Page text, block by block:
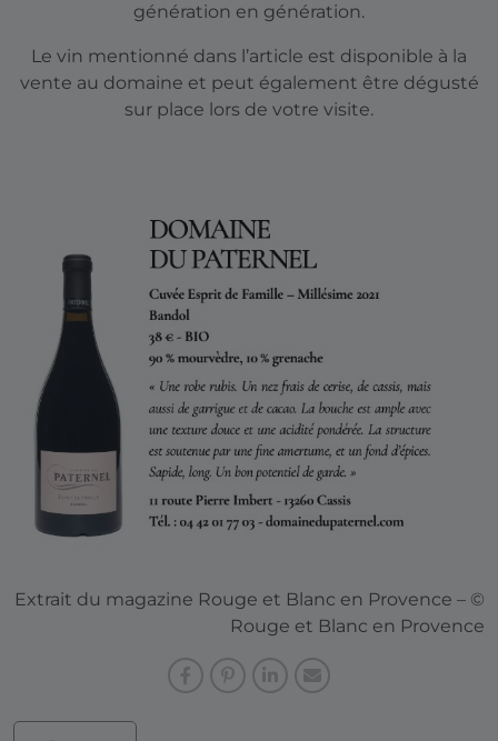
génération en génération.
Le vin mentionné dans l’article est disponible à la
vente au domaine et peut également être dégusté
sur place lors de votre visite.
Extrait du magazine Rouge et Blanc en Provence – ©
Rouge et Blanc en Provence